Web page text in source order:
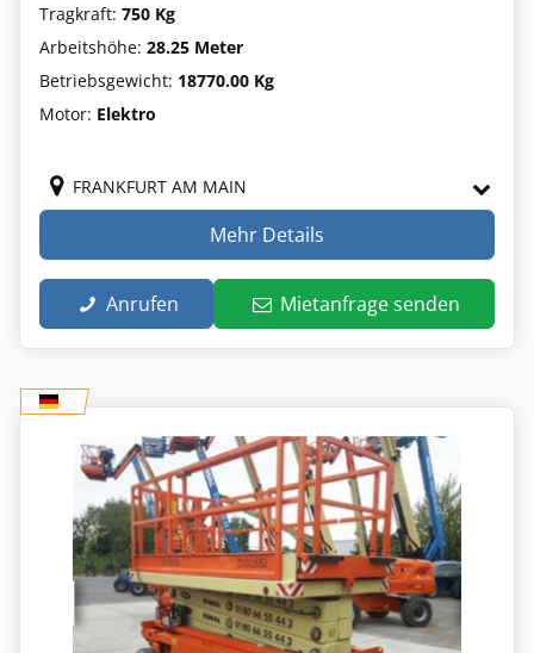
Tragkraft: 750 Kg
Arbeitshöhe: 28.25 Meter
Betriebsgewicht: 18770.00 Kg
Motor: Elektro
FRANKFURT AM MAIN
Mehr Details
Anrufen Mietanfrage senden